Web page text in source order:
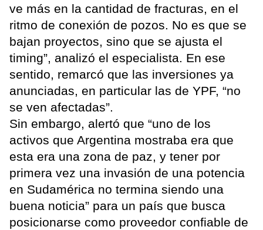
ve más en la cantidad de fracturas, en el
ritmo de conexión de pozos. No es que se
bajan proyectos, sino que se ajusta el
timing”, analizó el especialista. En ese
sentido, remarcó que las inversiones ya
anunciadas, en particular las de YPF, “no
se ven afectadas”.
Sin embargo, alertó que “uno de los
activos que Argentina mostraba era que
esta era una zona de paz, y tener por
primera vez una invasión de una potencia
en Sudamérica no termina siendo una
buena noticia” para un país que busca
posicionarse como proveedor confiable de